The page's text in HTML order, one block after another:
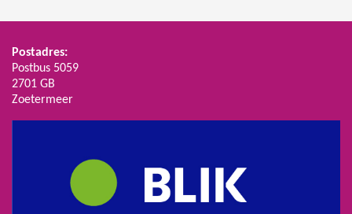
Postadres:
Postbus 5059
2701 GB
Zoetermeer